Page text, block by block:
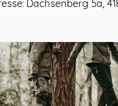
Dachsenberg 5a,